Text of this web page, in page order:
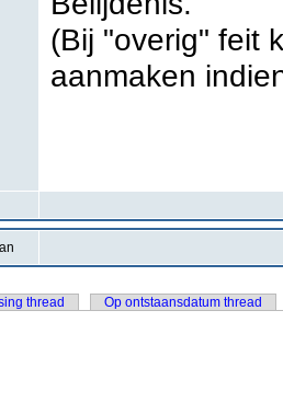
(Bij "overig" feit
aanmaken
thread Op ontstaansdatum thread